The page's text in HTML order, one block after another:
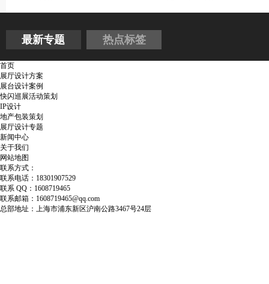
最新专题 热点标签
首页
展厅设计方案
展台设计案例
快闪巡展活动策划
IP设计
地产包装策划
展厅设计专题
新闻中心
关于我们
网站地图
联系方式：
联系电话：18301907529
联系 QQ：1608719465
联系邮箱：1608719465@qq.com
总部地址：上海市浦东新区沪南公路3467号24层